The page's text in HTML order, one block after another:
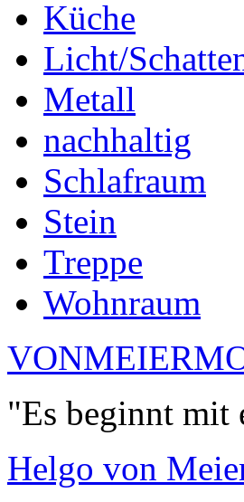
Küche
Licht/
Metall
nachhaltig
Schlafraum
Stein
Treppe
Wohnraum
"Es beginnt mit
Helgo von